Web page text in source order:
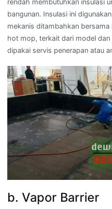
rendah membutuhkan insulasi
bangunan. Insulasi ini
mekanis ditambahkan
hot mop, terkait dari model
dipakai servis penerapan atau
b. Vapor Barrier